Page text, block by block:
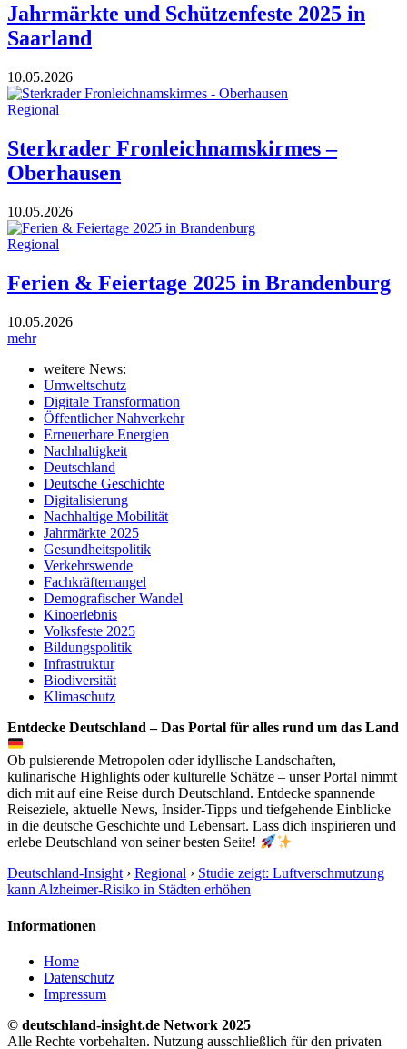
Jahrmärkte und Schützenfeste 2025 in
Saarland
10.05.2026
Regional
Sterkrader Fronleichnamskirmes –
Oberhausen
10.05.2026
Regional
Ferien & Feiertage 2025 in Brandenburg
10.05.2026
mehr
weitere News:
Umweltschutz
Digitale Transformation
Öffentlicher Nahverkehr
Erneuerbare Energien
Nachhaltigkeit
Deutschland
Deutsche Geschichte
Digitalisierung
Nachhaltige Mobilität
Jahrmärkte 2025
Gesundheitspolitik
Verkehrswende
Fachkräftemangel
Demografischer Wandel
Kinoerlebnis
Volksfeste 2025
Bildungspolitik
Infrastruktur
Biodiversität
Klimaschutz
Entdecke Deutschland – Das Portal für alles rund um das Land
Ob pulsierende Metropolen oder idyllische Landschaften,
kulinarische Highlights oder kulturelle Schätze – unser Portal nimmt
dich mit auf eine Reise durch Deutschland. Entdecke spannende
Reiseziele, aktuelle News, Insider-Tipps und tiefgehende Einblicke
in die deutsche Geschichte und Lebensart. Lass dich inspirieren und
erlebe Deutschland von seiner besten Seite!
Deutschland-Insight › Regional › Studie zeigt: Luftverschmutzung
kann Alzheimer-Risiko in Städten erhöhen
Informationen
Home
Datenschutz
Impressum
© deutschland-insight.de Network 2025
Alle Rechte vorbehalten. Nutzung ausschließlich für den privaten